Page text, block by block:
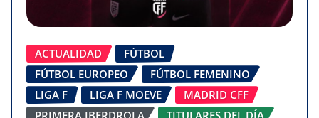
ACTUALIDAD
FÚTBOL
FÚTBOL EUROPEO
FÚTBOL FEMENINO
LIGA F
LIGA F MOEVE
MADRID CFF